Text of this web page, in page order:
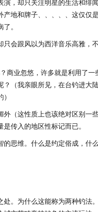
，却只关注明星的生活和绯
地和牌子、、、、、这仅仅
。
会跟风以为西洋音乐高雅，
商业忽悠，许多就是利用了
（我亲眼所见，在台钓进大
（这性质上也该绝对区别一
传入的地区性标记而已。
思维。什么是约定俗成，什
。为什么这能称为两种钓法。